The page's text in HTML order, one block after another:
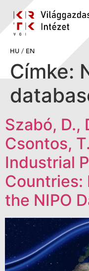
HU / EN
Címke:
Szabó, D.,
Csontos,
Industrial
Countries:
the NIPO